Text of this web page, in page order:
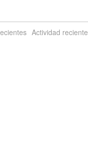
Actividad reciente